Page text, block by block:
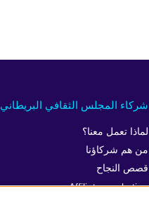
شركاء المجلس الثقافي البريطاني
لماذا تعمل معنا؟
من هم شركاؤنا
قصص النجاح
Affiliate marketing